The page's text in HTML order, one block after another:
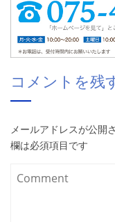
コメントを残
メールアドレスが公開
欄は必須項目です